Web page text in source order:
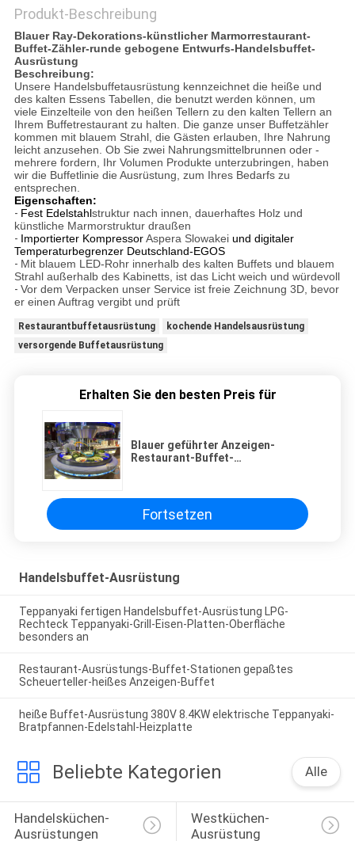
Produkt-Beschreibung
Blauer Ray-Dekorations-künstlicher Marmorrestaurant-
Buffet-Zähler-runde gebogene Entwurfs-Handelsbuffet-
Ausrüstung
Beschreibung:
Unsere Handelsbuffetausrüstung kennzeichnet die heiße und
des kalten Essens Tabellen, die benutzt werden können, um
viele Einzelteile von den heißen Tellern zu den kalten Tellern an
Ihrem Buffetrestaurant zu halten. Die ganze unser Buffetzähler
kommen mit blauem Strahl, die Gästen erlauben, Ihre Nahrung
leicht anzusehen. Ob Sie zwei Nahrungsmittelbrunnen oder -
mehrere fordern, Ihr Volumen Produkte unterzubringen, haben
wir die Buffetlinie die Ausrüstung, zum Ihres Bedarfs zu
entsprechen.
Eigenschaften:
- Fest Edelstahlstruktur nach innen, dauerhaftes Holz und
künstliche Marmorstruktur draußen
- Importierter KompressorAspera Slowakei und digitaler
Temperaturbegrenzer Deutschland-EGOS
- Mit blauem LED-Rohr innerhalb des kalten Buffets und blauem
Strahl außerhalb des Kabinetts, ist das Licht weich und würdevoll
- Vor dem Verpacken unser Service ist freie Zeichnung 3D, bevor
er einen Auftrag vergibt und prüft
Restaurantbuffetausrüstung
kochende Handelsausrüstung
versorgende Buffetausrüstung
Erhalten Sie den besten Preis für
Blauer geführter Anzeigen-
Restaurant-Buffet-
Fortsetzen
Handelsbuffet-Ausrüstung
Teppanyaki fertigen Handelsbuffet-Ausrüstung LPG-
Rechteck Teppanyaki-Grill-Eisen-Platten-Oberfläche
besonders an
Restaurant-Ausrüstungs-Buffet-Stationen gepaßtes
Scheuerteller-heißes Anzeigen-Buffet
heiße Buffet-Ausrüstung 380V 8.4KW elektrische Teppanyaki-
Bratpfannen-Edelstahl-Heizplatte
Beliebte Kategorien Alle
Handelsküchen-
Ausrüstungen
Westküchen-
Ausrüstung